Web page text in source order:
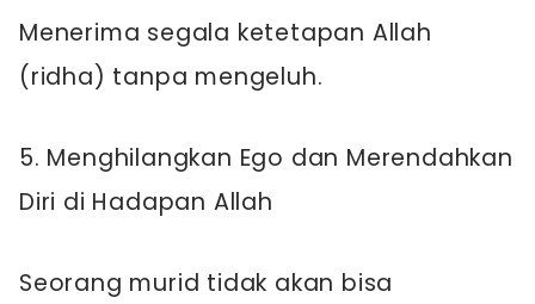
Menerima segala ketetapan Allah
(ridha) tanpa mengeluh.
5. Menghilangkan Ego dan Merendahkan
Diri di Hadapan Allah
Seorang murid tidak akan bisa